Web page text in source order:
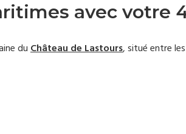
avec votre
du Château de Lastours, situé entre